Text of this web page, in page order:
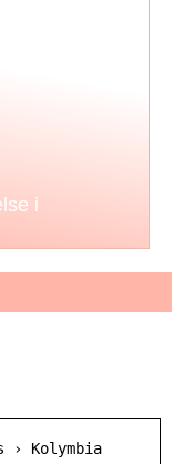
i
› Kolymbia